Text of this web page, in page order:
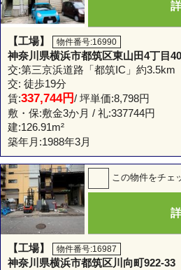
【工場】 物件番号:16990
神奈川県横浜市都筑区東山田4丁目
交:第三京浜道路「都筑IC」約3.5km
交: 徒歩19分
賃:337,744円/ 坪単価:8,798円
敷・保:敷金3か月 / 礼:337744円
建:126.91m²
築年月:1988年3月
この物件をチェ
【工場】 物件番号:16987
神奈川県横浜市都筑区川向町922-33